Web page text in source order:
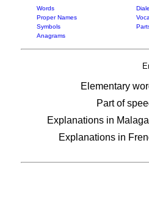
Words
Proper Names
Symbols
Anagrams
Elementary
Part of
Explanations in
Explanations in